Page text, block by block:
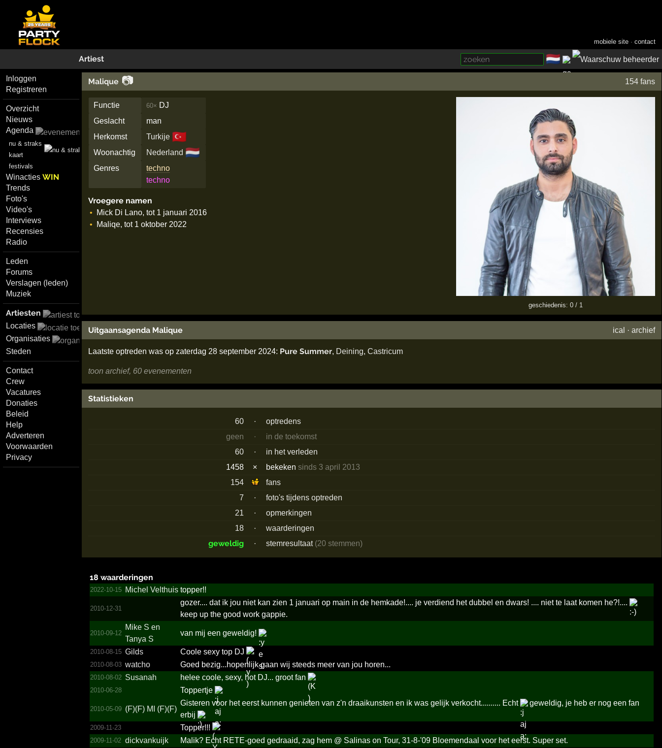
mobiele site ·contact
Artiest 🇳🇱
Inloggen
Registreren
Overzicht
Nieuws
Agenda
nu & straks
kaart
festivals
WinactiesWIN
Trends
Foto's
Video's
Interviews
Recensies
Radio
Leden
Forums
Verslagen (leden)
Muziek
Artiesten
Locaties
Organisaties
Steden
Contact
Crew
Vacatures
Donaties
Beleid
Help
Adverteren
Voorwaarden
Privacy
Malique 📷 154 fans
geschiedenis: 0 / 1
Functie 60× DJ
Geslacht
man
Herkomst
Turkije 🇹🇷
Woonachtig Nederland 🇳🇱
Genres
techno
techno
Vroegere namen
Mick Di Lano, tot 1 januari 2016
Maliqe, tot 1 oktober 2022
Uitgaansagenda Malique ical ·archief
Laatste optreden was op zaterdag 28 september 2024: Pure Summer, Deining, Castricum
toon archief, 60 evenementen
Statistieken
60 ·
optredens
geen
·
in de toekomst
60
·
in het verleden
1458
× bekekensinds 3 april 2013
154
fans
7
·
foto's tijdens optreden
21
·
opmerkingen
18
· waarderingen
geweldig · stemresultaat (20 stemmen)
18 waarderingen
2022-10-15 Michel Velthuis topper!!
2010-12-31
gozer.... dat ik jou niet kan zien 1 januari op main in de hemkade!.... je verdiend het dubbel en dwars! .... niet te laat komen he?!....
keep up the good work gappie.
2010-09-12
Mike S en
Tanya S
van mij een geweldig!
2010-08-15 Gilds Coole sexy top DJ
2010-08-03 watcho Goed bezig...hopenlijk gaan wij steeds meer van jou horen...
2010-08-02 Susanah helee coole, sexy, hot DJ... groot fan
2010-06-28 Toppertje
2010-05-09 (F)(F) MI (F)(F)
Gisteren voor het eerst kunnen genieten van z'n draaikunsten en ik was gelijk verkocht.......... Echt
geweldig, je heb er nog een fan
erbij
2009-11-23 Topper!!!
2009-11-02 dickvankuijk Malik? Echt RETE-goed gedraaid, zag hem @ Salinas on Tour, 31-8-'09 Bloemendaal voor het eerst. Super set.